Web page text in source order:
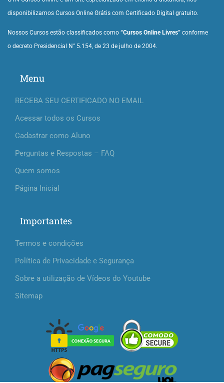
disponibilizamos Cursos Online Grátis com Certificado Digital gratuito.
Nossos Cursos estão classificados como “Cursos Online Livres” conforme
o decreto Presidencial N° 5.154, de 23 de julho de 2004.
Menu
RECEBA SEU CERTIFICADO NO EMAIL
Acessar todos os Cursos
Cadastrar como Aluno
Perguntas e Respostas – FAQ
Quem somos
Página Inicial
Importantes
Termos e condições
Política de Privacidade e Segurança
Sobre a utilização de Vídeos do Youtube
Sitemap